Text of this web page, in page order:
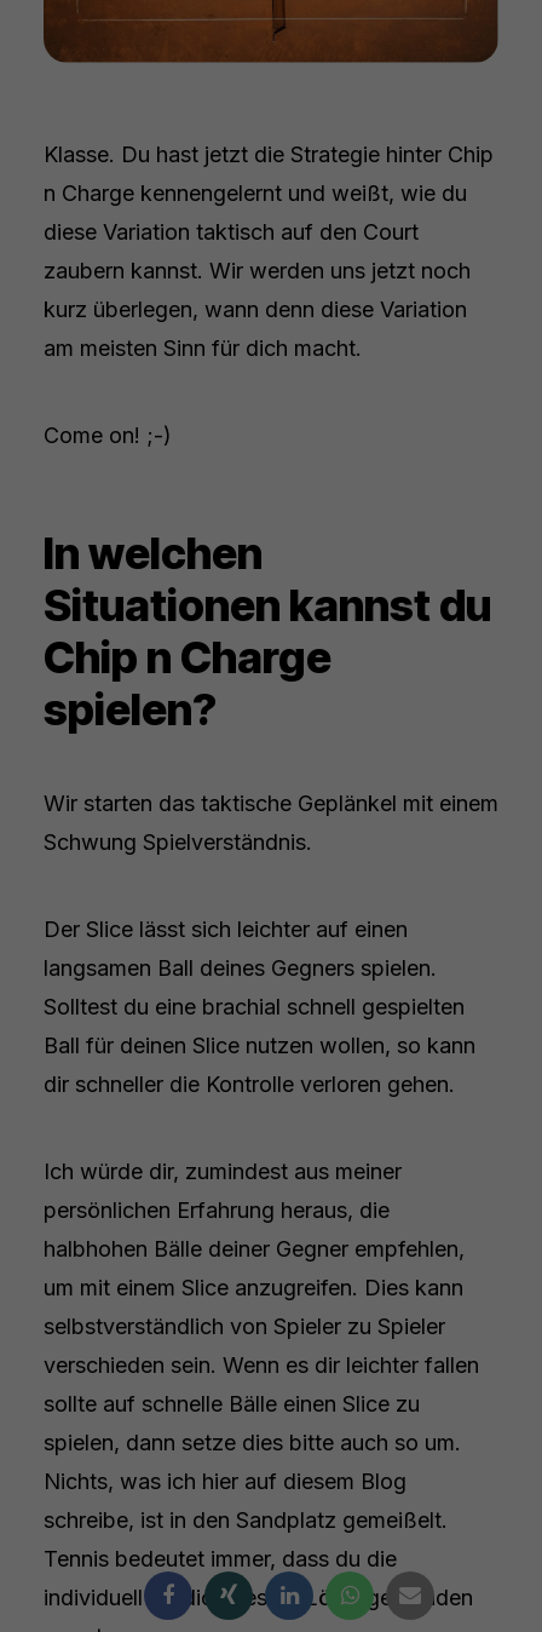
Klasse. Du hast jetzt die Strategie hinter Chip
n Charge kennengelernt und weißt, wie du
diese Variation taktisch auf den Court
zaubern kannst. Wir werden uns jetzt noch
kurz überlegen, wann denn diese Variation
am meisten Sinn für dich macht.
Come on! ;-)
In welchen
Situationen kannst du
Chip n Charge
spielen?
Wir starten das taktische Geplänkel mit einem
Schwung Spielverständnis.
Der Slice lässt sich leichter auf einen
langsamen Ball deines Gegners spielen.
Solltest du eine brachial schnell gespielten
Ball für deinen Slice nutzen wollen, so kann
dir schneller die Kontrolle verloren gehen.
Ich würde dir, zumindest aus meiner
persönlichen Erfahrung heraus, die
halbhohen Bälle deiner Gegner empfehlen,
um mit einem Slice anzugreifen. Dies kann
selbstverständlich von Spieler zu Spieler
verschieden sein. Wenn es dir leichter fallen
sollte auf schnelle Bälle einen Slice zu
spielen, dann setze dies bitte auch so um.
Nichts, was ich hier auf diesem Blog
schreibe, ist in den Sandplatz gemeißelt.
Tennis bedeutet immer, dass du die
individuell für dich besten Lösungen finden